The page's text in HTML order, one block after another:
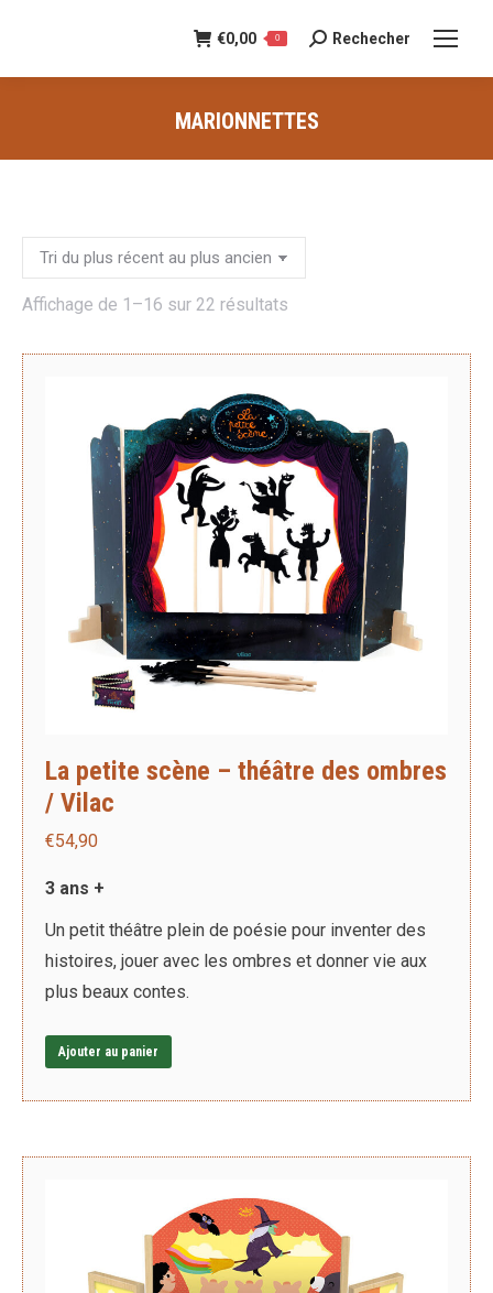
€0,00 0
Recherche
:
Rechecher
MARIONNETTES
Affichage de 1–16 sur 22 résultats
au
plus
ancien
La petite scène – théâtre des ombres
/ Vilac
€54,90
3 ans +
Un petit théâtre plein de poésie pour inventer des
histoires, jouer avec les ombres et donner vie aux
plus beaux contes.
Ajouter au panier